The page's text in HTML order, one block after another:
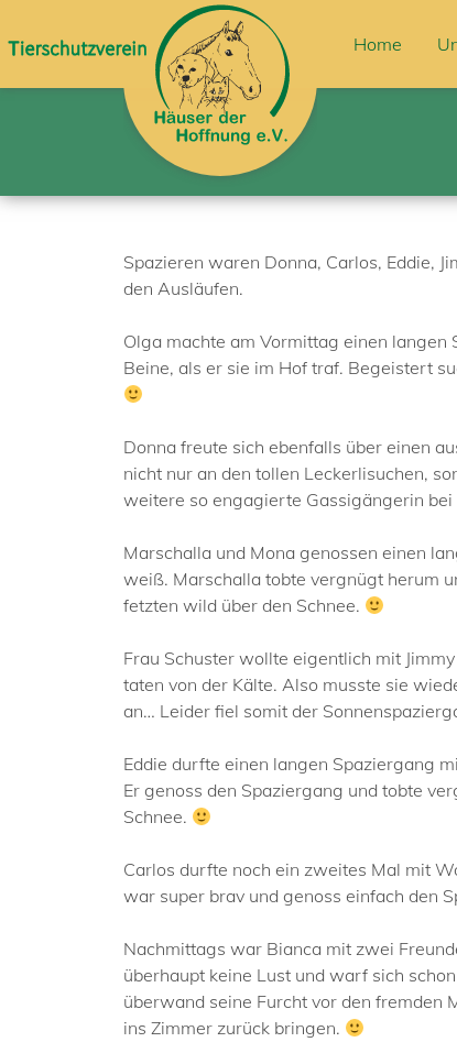
Home
Spazieren waren Donna, Carlos, Eddie,
den Ausläufen.
Olga machte am Vormittag einen
Beine, als er sie im Hof traf. Begeistert
Donna freute sich ebenfalls über einen
nicht nur an den tollen Leckerlisuchen,
weitere so engagierte Gassigängerin bei
Marschalla und Mona genossen einen
weiß. Marschalla tobte vergnügt herum
fetzten wild über den Schnee.
Frau Schuster wollte eigentlich mit
taten von der Kälte. Also musste sie
an… Leider fiel somit der
Eddie durfte einen langen Spaziergang
Er genoss den Spaziergang und tobte
Schnee.
Carlos durfte noch ein zweites Mal mit
war super brav und genoss einfach den
Nachmittags war Bianca mit zwei
überhaupt keine Lust und warf sich
überwand seine Furcht vor den fremden
ins Zimmer zurück bringen.